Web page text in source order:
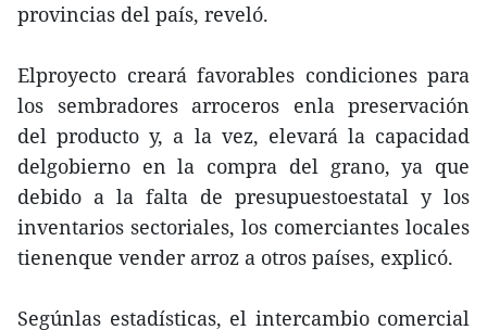
provincias del país, reveló.
Elproyecto creará favorables condiciones para
los sembradores arroceros enla preservación
del producto y, a la vez, elevará la capacidad
delgobierno en la compra del grano, ya que
debido a la falta de presupuestoestatal y los
inventarios sectoriales, los comerciantes locales
tienenque vender arroz a otros países, explicó.
Segúnlas estadísticas, el intercambio comercial